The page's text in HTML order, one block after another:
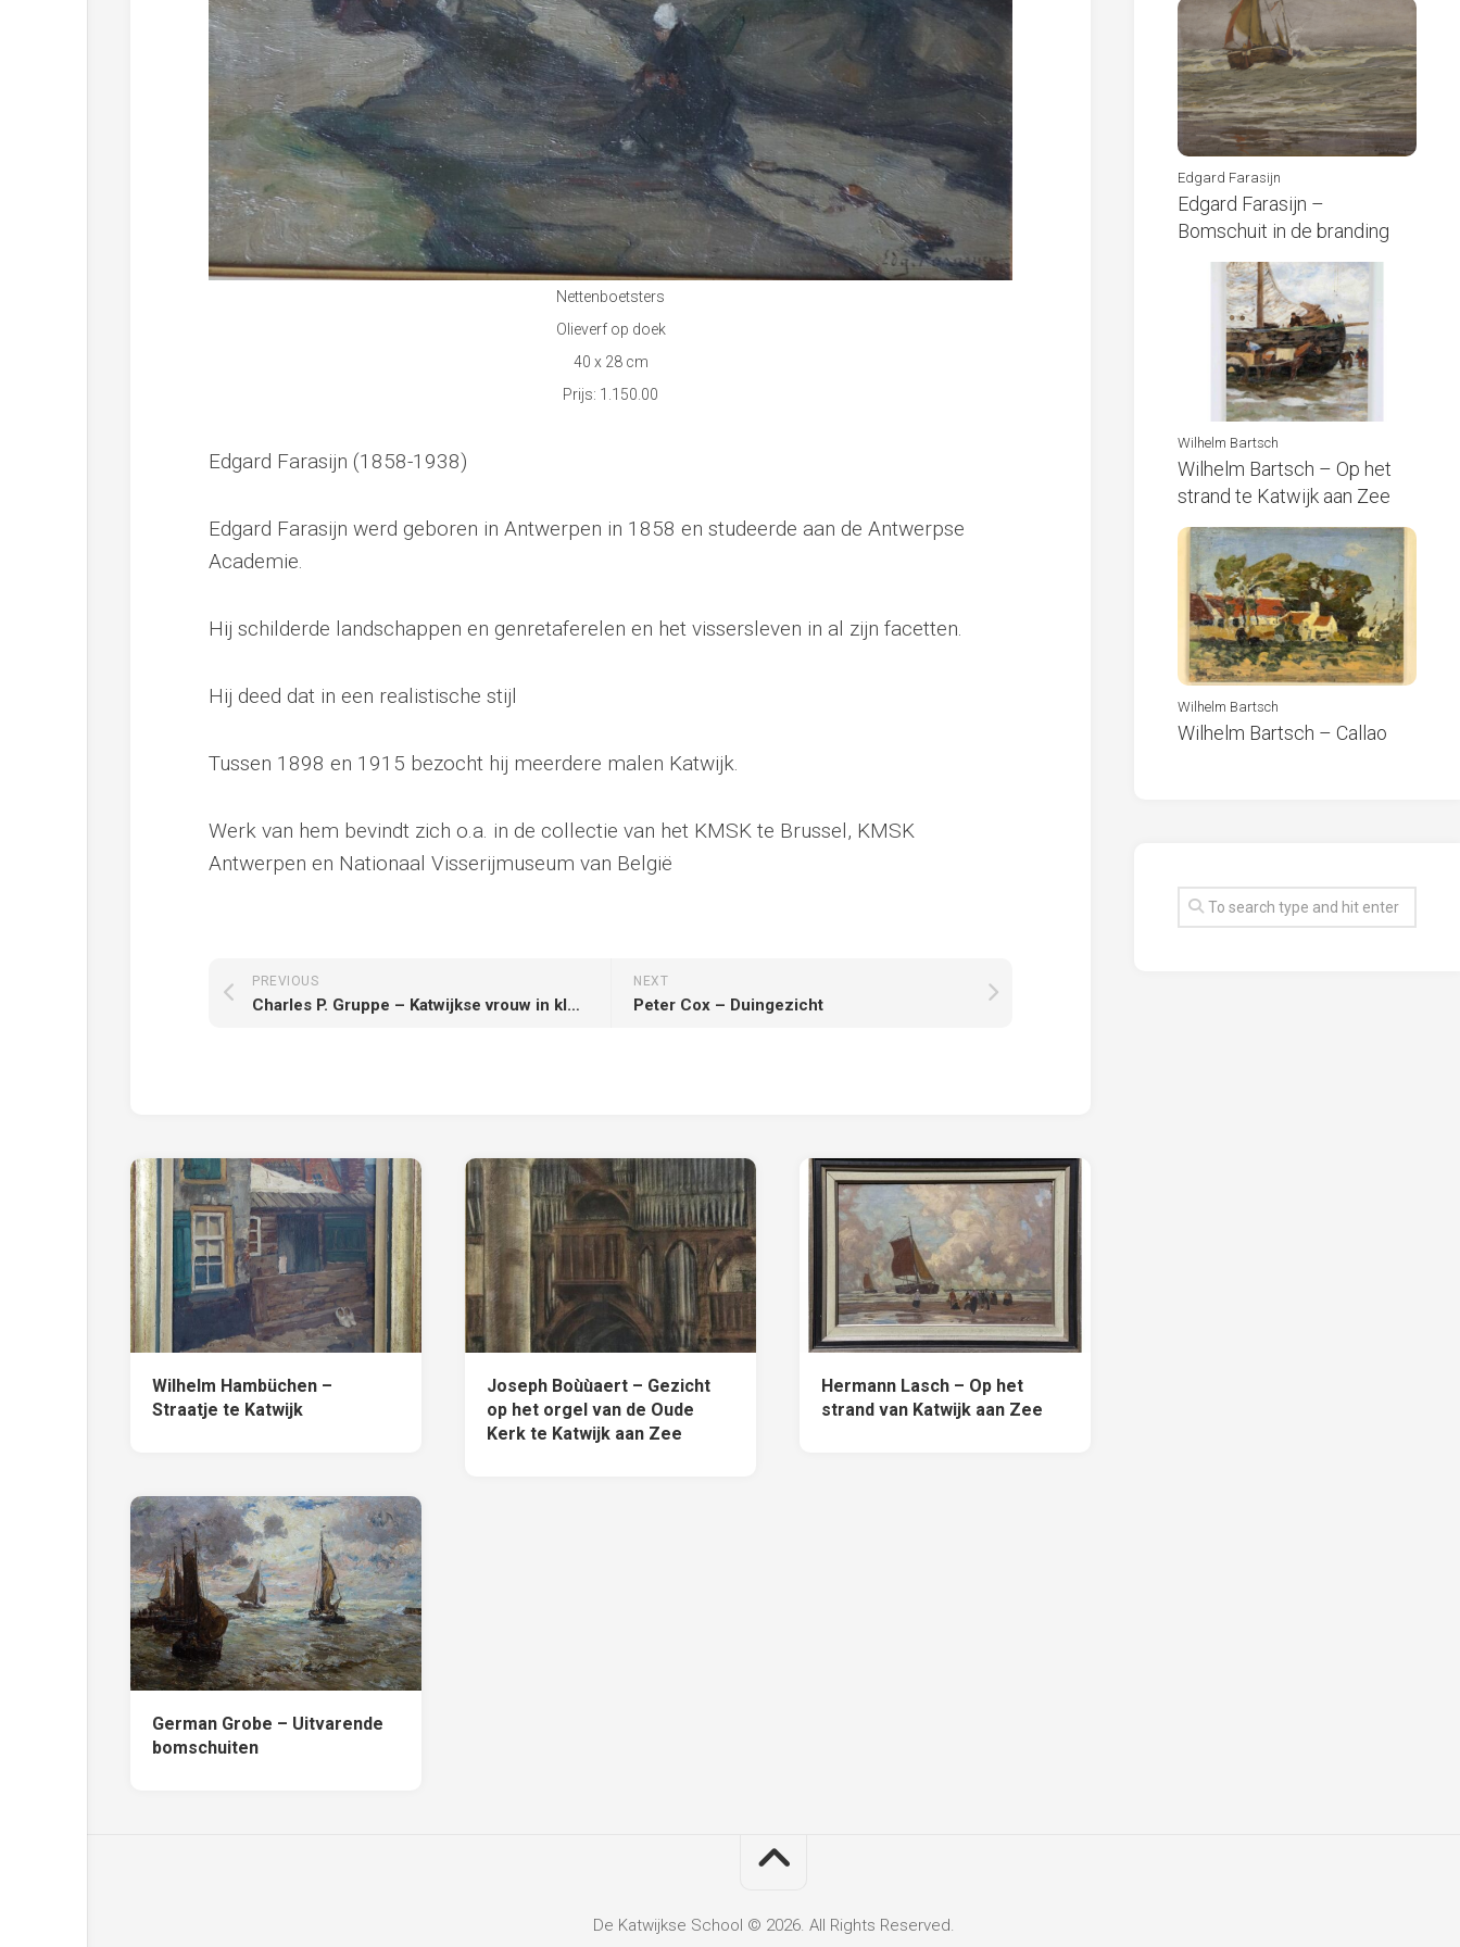
Nettenboetsters
Olieverf op doek
40 x 28 cm
Prijs: 1.150.00
Edgard Farasijn (1858-1938)
Edgard Farasijn werd geboren in Antwerpen in 1858 en studeerde aan de Antwerpse
Academie.
Hij schilderde landschappen en genretaferelen en het vissersleven in al zijn facetten.
Hij deed dat in een realistische stijl
Tussen 1898 en 1915 bezocht hij meerdere malen Katwijk.
Werk van hem bevindt zich o.a. in de collectie van het KMSK te Brussel, KMSK
Antwerpen en Nationaal Visserijmuseum van België
NEXT
Peter Cox – Duingezicht
PREVIOUS
Charles P. Gruppe – Katwijkse vrouw in klederdracht
Wilhelm Hambüchen –
Straatje te Katwijk
Joseph Boùùaert – Gezicht
op het orgel van de Oude
Kerk te Katwijk aan Zee
Hermann Lasch – Op het
strand van Katwijk aan Zee
German Grobe – Uitvarende
bomschuiten
Edgard Farasijn
Edgard Farasijn –
Bomschuit in de branding
Wilhelm Bartsch
Wilhelm Bartsch – Op het
strand te Katwijk aan Zee
Wilhelm Bartsch
Wilhelm Bartsch – Callao
De Katwijkse School © 2026. All Rights Reserved.